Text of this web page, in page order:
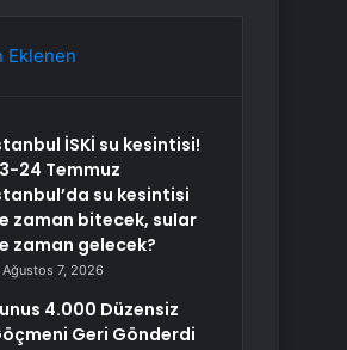
Eklenen
İSKİ su kesintisi!
24 Temmuz
su kesintisi
zaman bitecek, sular
zaman gelecek?
Ağustos 7, 2026
4.000 Düzensiz
Geri Gönderdi